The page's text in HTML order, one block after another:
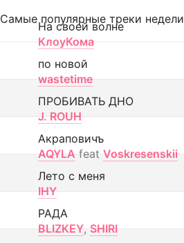
Самые популярные треки недели
На своей волне
КлоуКома
по новой
wastetime
ПРОБИВАТЬ ДНО
J. ROUH
Акраповичъ
AQYLA feat Voskresenskii
Лето с меня
IHY
РАДА
BLIZKEY, SHIRI